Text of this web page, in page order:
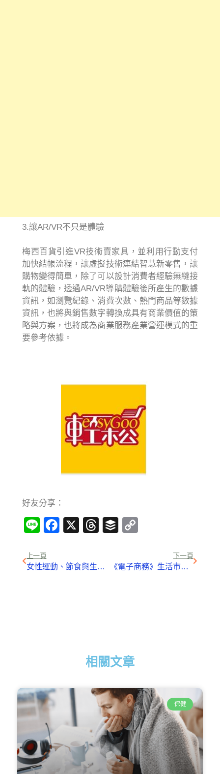
3.讓AR/VR不只是體驗
梅西百貨引進VR技術賣家具，並利用行動支付
加快結帳流程，讓虛擬技術連結智慧新零售，讓
購物變得簡單，除了可以設計消費者經驗無縫接
軌的體驗，透過AR/VR導購體驗後所產生的數據
資訊，如瀏覽紀錄、消費次數、熱門商品等數據
資訊，也將與銷售數字轉換成具有商業價值的策
略與方案，也將成為商業服務產業營運模式的重
要參考依據。
好友分享：
LineFacebook
X Threads
Buffer
上一頁
女性運動、節食與生理期紊亂
下一頁
《電子商務》生活市集結盟PayEasy、FashionGuide，攻團購、女性市場
相關文章
保健